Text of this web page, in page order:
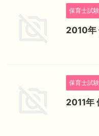
保育士試験
2010年
保育士試験
2011年